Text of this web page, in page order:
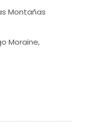
Montañas
Moraine,